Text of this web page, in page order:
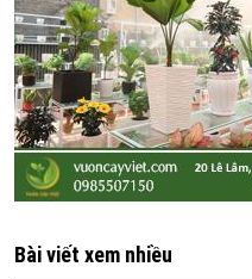
Bài viết xem nhiều